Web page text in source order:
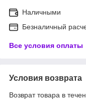
Наличными
Безналичный
Все условия оплаты
Условия возврата
Возврат товара в